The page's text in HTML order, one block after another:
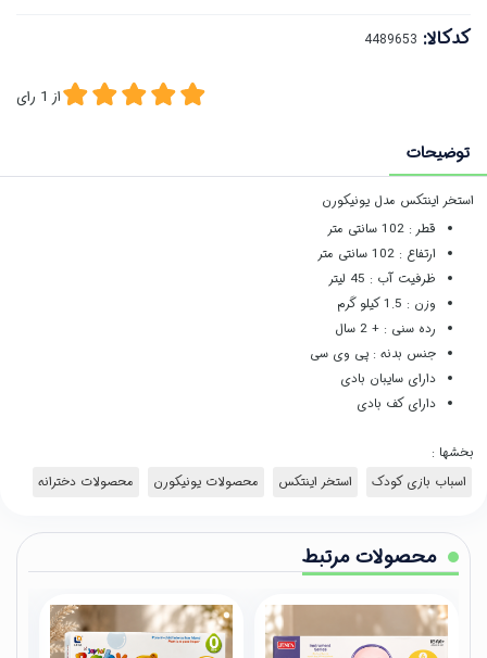
کدکالا:
از 1 رای
توضیحات
استخر اینتکس مدل یونیکورن
قطر : 102 سانتی متر
ارتفاع : 102 سانتی متر
ظرفیت آب : 45 لیتر
وزن : 1.5 کیلو گرم
رده سنی : + 2 سال
جنس بدنه : پی وی سی
دارای سایبان بادی
دارای کف بادی
بخشها :
اسباب بازی کودک
استخر اینتکس محصولات یونیکورن محصولات دخترانه
محصولات مرتبط